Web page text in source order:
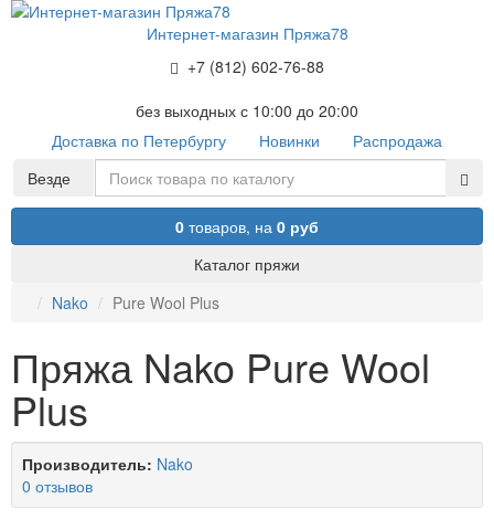
Интернет-магазин Пряжа78
+7 (812) 602-76-88
без выходных с 10:00 до 20:00
Доставка по Петербургу
Новинки
Распродажа
Везде
0 товаров, на 0 руб
Каталог пряжи
Nako
Pure Wool Plus
Пряжа Nako Pure Wool
Plus
Производитель: Nako
0 отзывов